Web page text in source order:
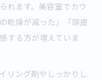
れます。美容室でカウ
乾燥が減った」「頭皮
する方が増えていま
リング剤やしっかりし